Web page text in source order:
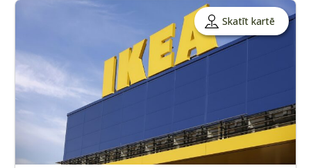
Skatīt kartē